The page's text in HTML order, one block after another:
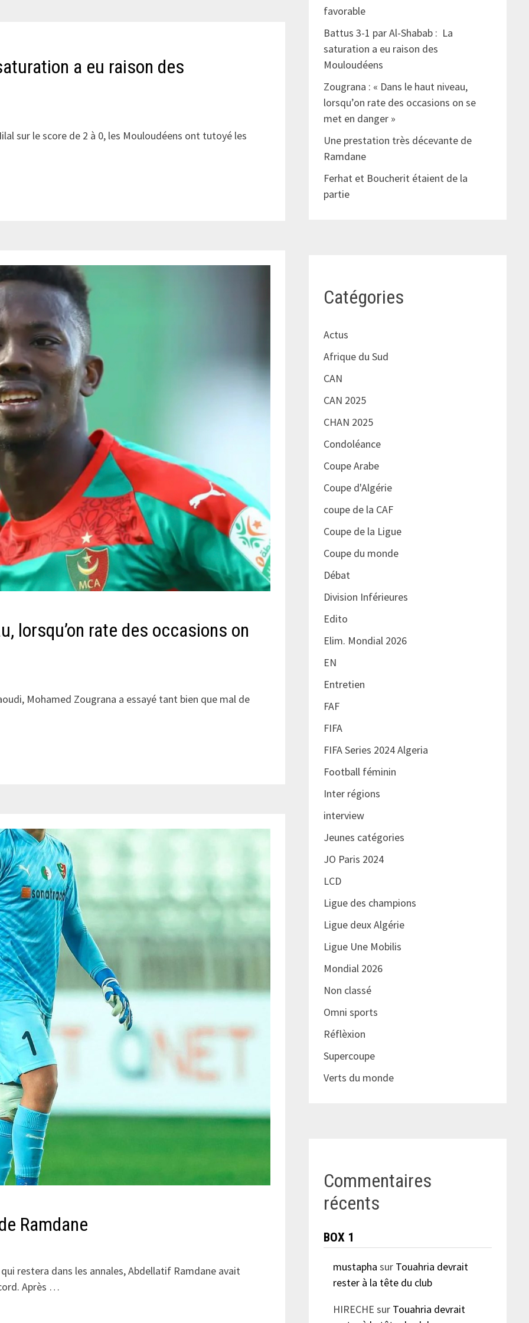
a eu raison des
sur le score de 2 à 0, les Mouloudéens ont tutoyé les
lorsqu’on rate des occasions on
Mohamed Zougrana a essayé tant bien que mal de
Ramdane
restera dans les annales, Abdellatif Ramdane avait
Après …
favorable
Battus 3-1 par Al-Shabab : La
saturation a eu raison des
Mouloudéens
Zougrana : « Dans le haut niveau,
lorsqu’on rate des occasions on se
met en danger »
Une prestation très décevante de
Ramdane
Ferhat et Boucherit étaient de la
partie
Catégories
Actus
Afrique du Sud
CAN
CAN 2025
CHAN 2025
Condoléance
Coupe Arabe
Coupe d'Algérie
coupe de la CAF
Coupe de la Ligue
Coupe du monde
Débat
Division Inférieures
Edito
Elim. Mondial 2026
EN
Entretien
FAF
FIFA
FIFA Series 2024 Algeria
Football féminin
Inter régions
interview
Jeunes catégories
JO Paris 2024
LCD
Ligue des champions
Ligue deux Algérie
Ligue Une Mobilis
Mondial 2026
Non classé
Omni sports
Réflèxion
Supercoupe
Verts du monde
Commentaires
récents
BOX 1
mustapha sur Touahria devrait
rester à la tête du club
HIRECHE sur Touahria devrait